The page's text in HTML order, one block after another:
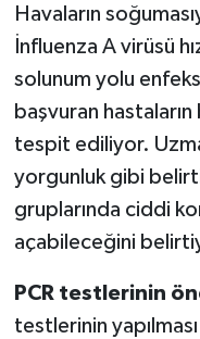
Havaların
İnfluenza A virüsü
solunum yolu
başvuran hastaların
tespit ediliyor.
yorgunluk gibi
gruplarında ciddi
açabileceğini
PCR testlerinin
testlerinin